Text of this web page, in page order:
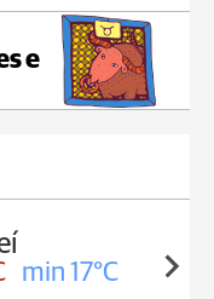
e
min 17°C